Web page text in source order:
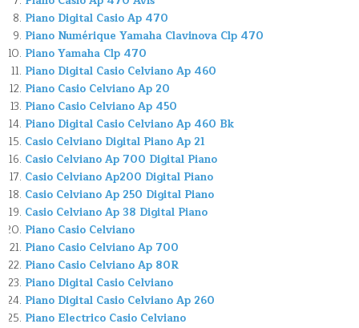
Piano Digital Casio Ap 470
Piano Numérique Yamaha Clavinova Clp 470
Piano Yamaha Clp 470
Piano Digital Casio Celviano Ap 460
Piano Casio Celviano Ap 20
Piano Casio Celviano Ap 450
Piano Digital Casio Celviano Ap 460 Bk
Casio Celviano Digital Piano Ap 21
Casio Celviano Ap 700 Digital Piano
Casio Celviano Ap200 Digital Piano
Casio Celviano Ap 250 Digital Piano
Casio Celviano Ap 38 Digital Piano
Piano Casio Celviano
Piano Casio Celviano Ap 700
Piano Casio Celviano Ap 80R
Piano Digital Casio Celviano
Piano Digital Casio Celviano Ap 260
Piano Electrico Casio Celviano